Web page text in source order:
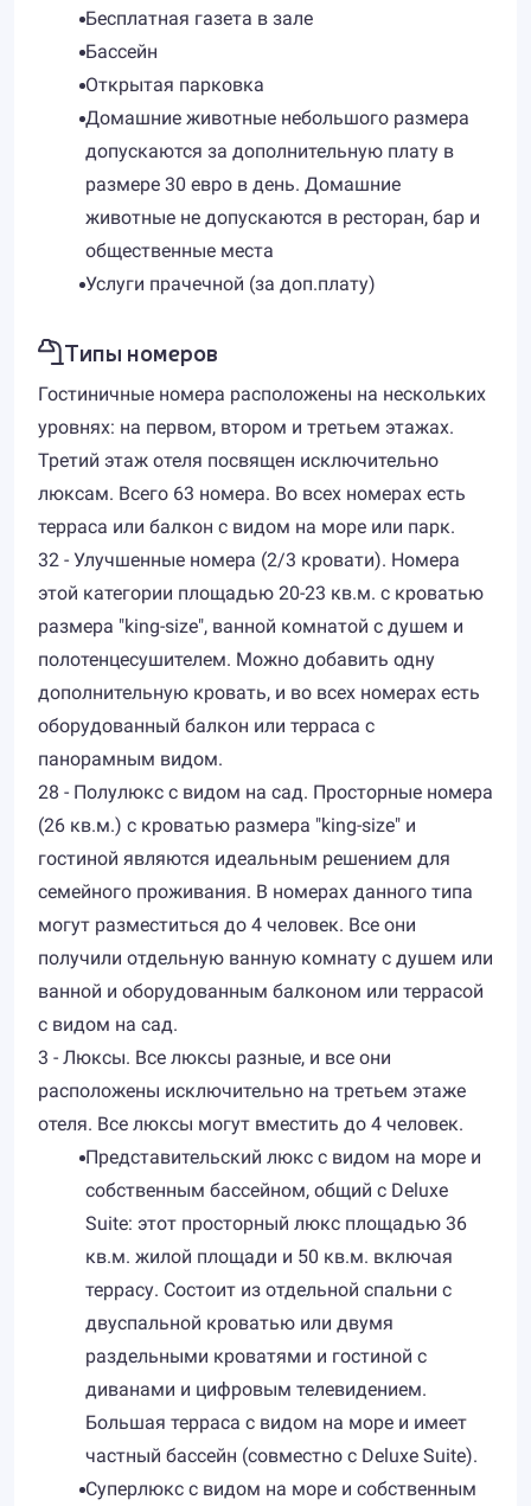
Бесплатная газета в зале
Бассейн
Открытая парковка
Домашние животные небольшого размера
допускаются за дополнительную плату в
размере 30 евро в день. Домашние
животные не допускаются в ресторан, бар и
общественные места
Услуги прачечной (за доп.плату)
Типы номеров
Гостиничные номера расположены на нескольких
уровнях: на первом, втором и третьем этажах.
Третий этаж отеля посвящен исключительно
люксам. Всего 63 номера. Во всех номерах есть
терраса или балкон с видом на море или парк.
32 - Улучшенные номера (2/3 кровати). Номера
этой категории площадью 20-23 кв.м. с кроватью
размера "king-size", ванной комнатой с душем и
полотенцесушителем. Можно добавить одну
дополнительную кровать, и во всех номерах есть
оборудованный балкон или терраса с
панорамным видом.
28 - Полулюкс с видом на сад. Просторные номера
(26 кв.м.) с кроватью размера "king-size" и
гостиной являются идеальным решением для
семейного проживания. В номерах данного типа
могут разместиться до 4 человек. Все они
получили отдельную ванную комнату с душем или
ванной и оборудованным балконом или террасой
с видом на сад.
3 - Люксы. Все люксы разные, и все они
расположены исключительно на третьем этаже
отеля. Все люксы могут вместить до 4 человек.
Представительский люкс с видом на море и
собственным бассейном, общий с Deluxe
Suite: этот просторный люкс площадью 36
кв.м. жилой площади и 50 кв.м. включая
террасу. Состоит из отдельной спальни с
двуспальной кроватью или двумя
раздельными кроватями и гостиной с
диванами и цифровым телевидением.
Большая терраса с видом на море и имеет
частный бассейн (совместно с Deluxe Suite).
Суперлюкс с видом на море и собственным